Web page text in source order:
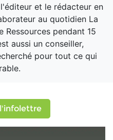
et le rédacteur en
au quotidien La
Ressources pendant 15
aussi un conseiller,
pour tout ce qui
l'infolettre